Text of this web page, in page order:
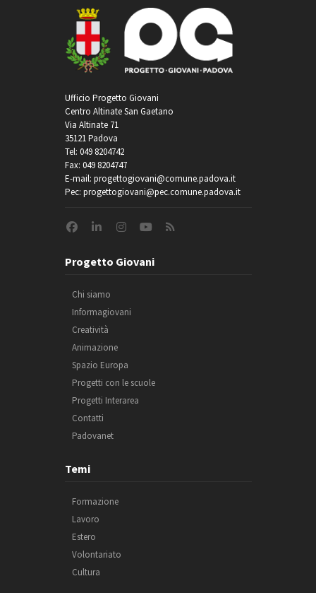
Ufficio Progetto Giovani
Centro Altinate San Gaetano
Via Altinate 71
35121 Padova
Tel: 049 8204742
Fax: 049 8204747
E-mail: progettogiovani@comune.padova.it
Pec: progettogiovani@pec.comune.padova.it
Progetto Giovani
Chi siamo
Informagiovani
Creatività
Animazione
Spazio Europa
Progetti con le scuole
Progetti Interarea
Contatti
Padovanet
Temi
Formazione
Lavoro
Estero
Volontariato
Cultura